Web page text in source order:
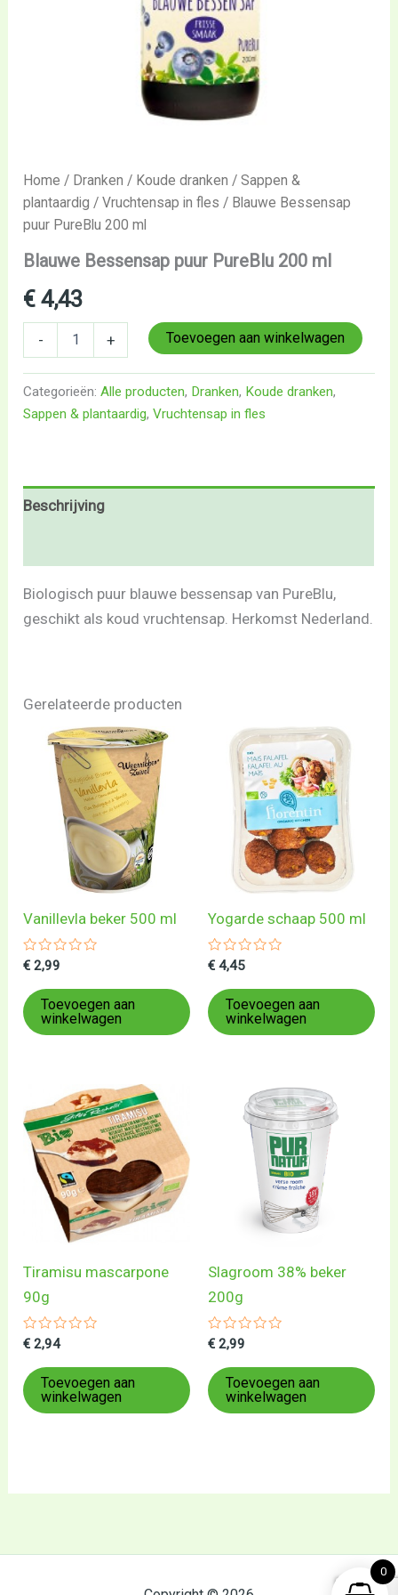
Home / Dranken / Koude dranken /Sappen &
plantaardig /Vruchtensap in fles / Blauwe Bessensap
puur PureBlu 200 ml
Blauwe Bessensap puur PureBlu 200 ml
€ 4,43
- + Toevoegen aan winkelwagen
Categorieën:Alle producten, Dranken, Koude dranken,
Sappen & plantaardig,Vruchtensap in fles
Beschrijving
Biologisch puur blauwe bessensap van PureBlu,
geschikt als koud vruchtensap. Herkomst Nederland.
Gerelateerde producten
Vanillevla beker 500 ml
Gewaardeerd
uit
5
€ 2,99
Toevoegen aan
winkelwagen
Yogarde schaap 500 ml
Gewaardeerd
uit
5
€ 4,45
Toevoegen aan
winkelwagen
Tiramisu mascarpone
90g
Gewaardeerd
uit
5
€ 2,94
Toevoegen aan
winkelwagen
Slagroom 38% beker
200g
Gewaardeerd
uit
5
€ 2,99
Toevoegen aan
winkelwagen
0